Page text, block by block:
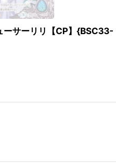
ーサーリリ【CP】{BSC33-